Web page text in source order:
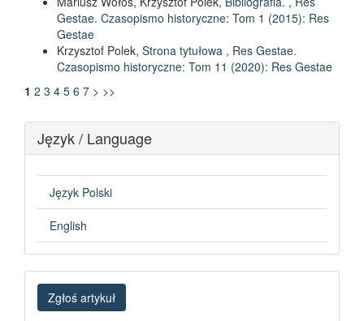
Gestae. Czasopismo historyczne: Tom 1 (2015): Res
Gestae
Krzysztof Polek, Strona tytułowa , Res Gestae.
Czasopismo historyczne: Tom 11 (2020): Res Gestae
1 2 3 4 5 6 7 > >>
Język / Language
Język Polski
English
Zgłoś
artykuł
Zgłoś artykuł